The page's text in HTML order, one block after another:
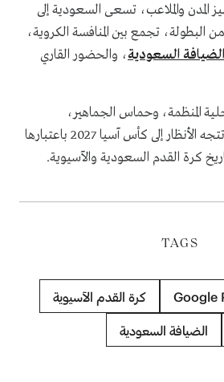
المدن والملاعب، تسعى السعودية إلى
البطولة، تجمع بين المنافسة الكروية،
الضيافة السعودية، والحضور القاري
المنظمة، وحماس الجماهير،
واستعداد المدن الثلاث، تتجه الأنظار إلى كأس آسيا 2027 باعتبارها
كرة القدم السعودية والآسيوية.
TAGS
كرة القدم الآسيوية
الضيافة السعودية